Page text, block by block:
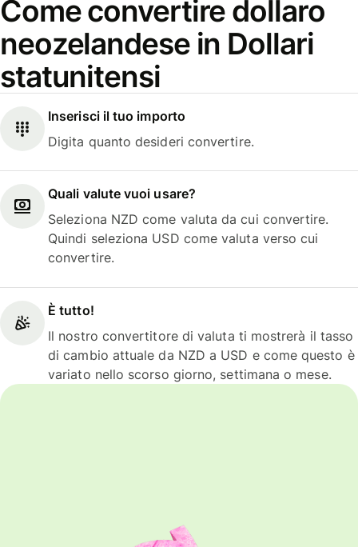
Come convertire dollaro
neozelandese in Dollari
statunitensi
Inserisci il tuo importo
Digita quanto desideri convertire.
Quali valute vuoi usare?
Seleziona NZD come valuta da cui convertire.
Quindi seleziona USD come valuta verso cui
convertire.
È tutto!
Il nostro convertitore di valuta ti mostrerà il tasso
di cambio attuale da NZD a USD e come questo è
variato nello scorso giorno, settimana o mese.